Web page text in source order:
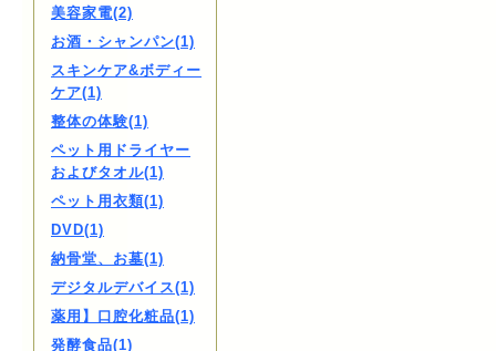
美容家電(2)
お酒・シャンパン(1)
スキンケア&ボディー
ケア(1)
整体の体験(1)
ペット用ドライヤー
およびタオル(1)
ペット用衣類(1)
DVD(1)
納骨堂、お墓(1)
デジタルデバイス(1)
薬用】口腔化粧品(1)
発酵食品(1)